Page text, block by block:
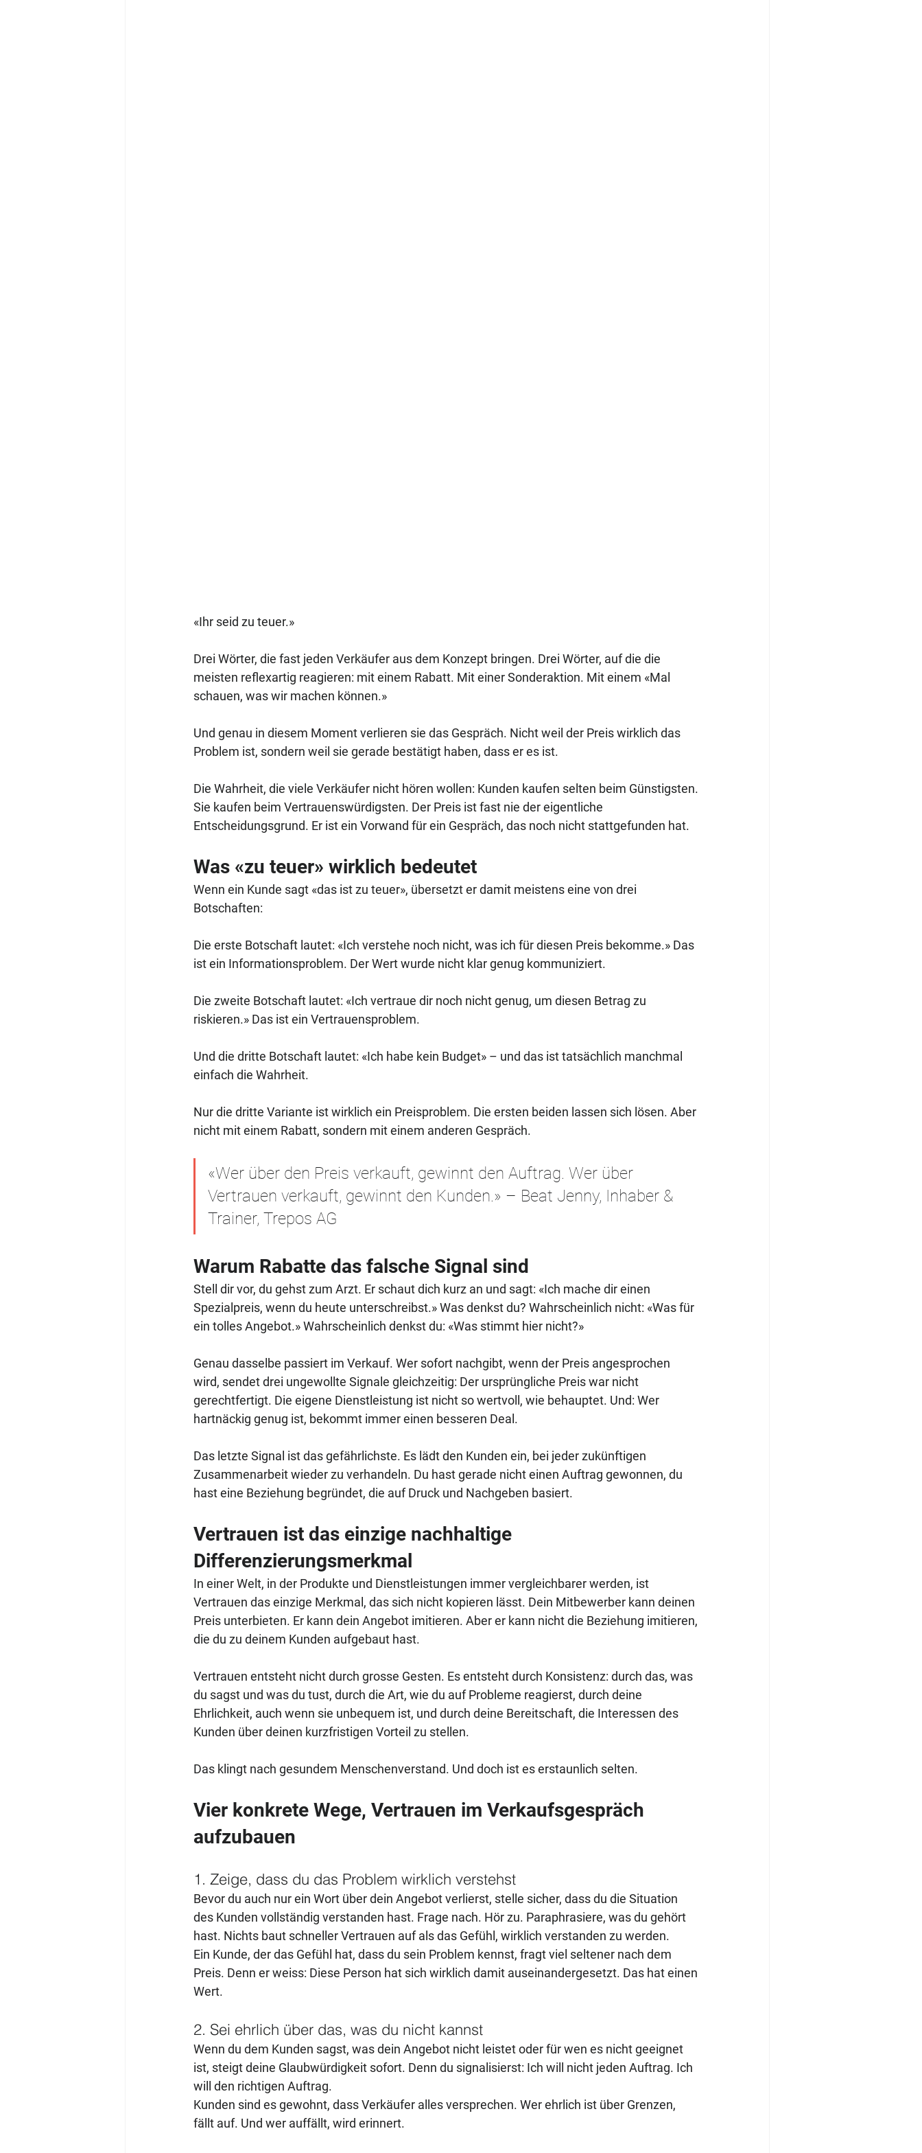
«Ihr seid zu teuer.»
Drei Wörter, die fast jeden Verkäufer aus dem Konzept bringen. Drei Wörter, auf die die
meisten reflexartig reagieren: mit einem Rabatt. Mit einer Sonderaktion. Mit einem «Mal
schauen, was wir machen können.»
Und genau in diesem Moment verlieren sie das Gespräch. Nicht weil der Preis wirklich das
Problem ist, sondern weil sie gerade bestätigt haben, dass er es ist.
Die Wahrheit, die viele Verkäufer nicht hören wollen: Kunden kaufen selten beim Günstigsten.
Sie kaufen beim Vertrauenswürdigsten. Der Preis ist fast nie der eigentliche
Entscheidungsgrund. Er ist ein Vorwand für ein Gespräch, das noch nicht stattgefunden hat.
Was «zu teuer» wirklich bedeutet
Wenn ein Kunde sagt «das ist zu teuer», übersetzt er damit meistens eine von drei
Botschaften:
Die erste Botschaft lautet: «Ich verstehe noch nicht, was ich für diesen Preis bekomme.» Das
ist ein Informationsproblem. Der Wert wurde nicht klar genug kommuniziert.
Die zweite Botschaft lautet: «Ich vertraue dir noch nicht genug, um diesen Betrag zu
riskieren.» Das ist ein Vertrauensproblem.
Und die dritte Botschaft lautet: «Ich habe kein Budget» – und das ist tatsächlich manchmal
einfach die Wahrheit.
Nur die dritte Variante ist wirklich ein Preisproblem. Die ersten beiden lassen sich lösen. Aber
nicht mit einem Rabatt, sondern mit einem anderen Gespräch.
«Wer über den Preis verkauft, gewinnt den Auftrag. Wer über
Vertrauen verkauft, gewinnt den Kunden.» – Beat Jenny, Inhaber &
Trainer, Trepos AG
Warum Rabatte das falsche Signal sind
Stell dir vor, du gehst zum Arzt. Er schaut dich kurz an und sagt: «Ich mache dir einen
Spezialpreis, wenn du heute unterschreibst.» Was denkst du? Wahrscheinlich nicht: «Was für
ein tolles Angebot.» Wahrscheinlich denkst du: «Was stimmt hier nicht?»
Genau dasselbe passiert im Verkauf. Wer sofort nachgibt, wenn der Preis angesprochen
wird, sendet drei ungewollte Signale gleichzeitig: Der ursprüngliche Preis war nicht
gerechtfertigt. Die eigene Dienstleistung ist nicht so wertvoll, wie behauptet. Und: Wer
hartnäckig genug ist, bekommt immer einen besseren Deal.
Das letzte Signal ist das gefährlichste. Es lädt den Kunden ein, bei jeder zukünftigen
Zusammenarbeit wieder zu verhandeln. Du hast gerade nicht einen Auftrag gewonnen, du
hast eine Beziehung begründet, die auf Druck und Nachgeben basiert.
Vertrauen ist das einzige nachhaltige
Differenzierungsmerkmal
In einer Welt, in der Produkte und Dienstleistungen immer vergleichbarer werden, ist
Vertrauen das einzige Merkmal, das sich nicht kopieren lässt. Dein Mitbewerber kann deinen
Preis unterbieten. Er kann dein Angebot imitieren. Aber er kann nicht die Beziehung imitieren,
die du zu deinem Kunden aufgebaut hast.
Vertrauen entsteht nicht durch grosse Gesten. Es entsteht durch Konsistenz: durch das, was
du sagst und was du tust, durch die Art, wie du auf Probleme reagierst, durch deine
Ehrlichkeit, auch wenn sie unbequem ist, und durch deine Bereitschaft, die Interessen des
Kunden über deinen kurzfristigen Vorteil zu stellen.
Das klingt nach gesundem Menschenverstand. Und doch ist es erstaunlich selten.
Vier konkrete Wege, Vertrauen im Verkaufsgespräch
aufzubauen
1. Zeige, dass du das Problem wirklich verstehst
Bevor du auch nur ein Wort über dein Angebot verlierst, stelle sicher, dass du die Situation
des Kunden vollständig verstanden hast. Frage nach. Hör zu. Paraphrasiere, was du gehört
hast. Nichts baut schneller Vertrauen auf als das Gefühl, wirklich verstanden zu werden.
Ein Kunde, der das Gefühl hat, dass du sein Problem kennst, fragt viel seltener nach dem
Preis. Denn er weiss: Diese Person hat sich wirklich damit auseinandergesetzt. Das hat einen
Wert.
2. Sei ehrlich über das, was du nicht kannst
Wenn du dem Kunden sagst, was dein Angebot nicht leistet oder für wen es nicht geeignet
ist, steigt deine Glaubwürdigkeit sofort. Denn du signalisierst: Ich will nicht jeden Auftrag. Ich
will den richtigen Auftrag.
Kunden sind es gewohnt, dass Verkäufer alles versprechen. Wer ehrlich ist über Grenzen,
fällt auf. Und wer auffällt, wird erinnert.